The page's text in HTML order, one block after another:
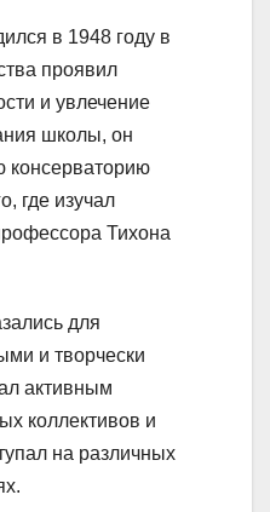
в 1948 году в
проявил
и увлечение
школы, он
консерваторию
где изучал
Тихона
для
и творчески
активным
коллективов и
на различных